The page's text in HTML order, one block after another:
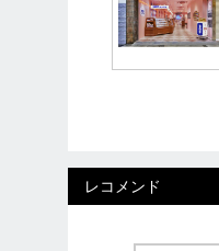
レコメンド